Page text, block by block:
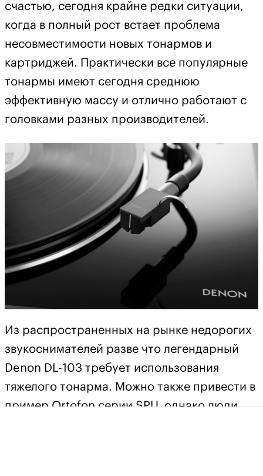
счастью, сегодня крайне редки ситуации,
когда в полный рост встает проблема
несовместимости новых тонармов и
картриджей. Практически все популярные
тонармы имеют сегодня среднюю
эффективную массу и отлично работают с
головками разных производителей.
Из распространенных на рынке недорогих
звукоснимателей разве что легендарный
Denon DL-103 требует использования
тяжелого тонарма. Можно также привести в
пример Ortofon серии SPU, однако люди,